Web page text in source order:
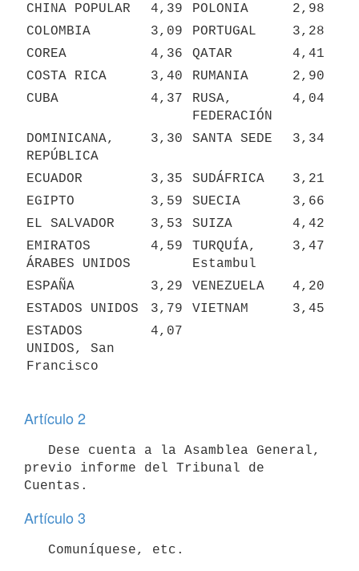
CHINA POPULAR
4,39 POLONIA
2,98
COLOMBIA
3,09 PORTUGAL
3,28
COREA
4,36 QATAR
4,41
COSTA RICA
3,40 RUMANIA
2,90
CUBA
4,37
RUSA,
FEDERACIÓN
4,04
DOMINICANA,
REPÚBLICA
3,30 SANTA SEDE 3,34
ECUADOR 3,35 SUDÁFRICA
3,21
EGIPTO
3,59 SUECIA
3,66
EL SALVADOR
3,53 SUIZA
4,42
EMIRATOS
ÁRABES UNIDOS
4,59
TURQUÍA,
Estambul
3,47
ESPAÑA 3,29 VENEZUELA
4,20
ESTADOS UNIDOS
3,79 VIETNAM
3,45
ESTADOS
UNIDOS, San
Francisco
4,07
Artículo 2
previo informe del Tribunal de
Artículo 3